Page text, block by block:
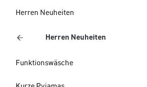
Herren Neuheiten
Herren Neuheiten
Funktionswäsche